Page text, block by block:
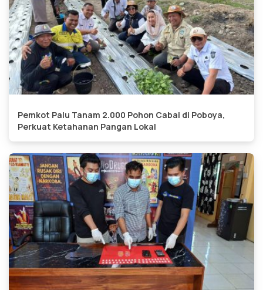
Pemkot Palu Tanam 2.000 Pohon Cabai di Poboya,
Perkuat Ketahanan Pangan Lokal